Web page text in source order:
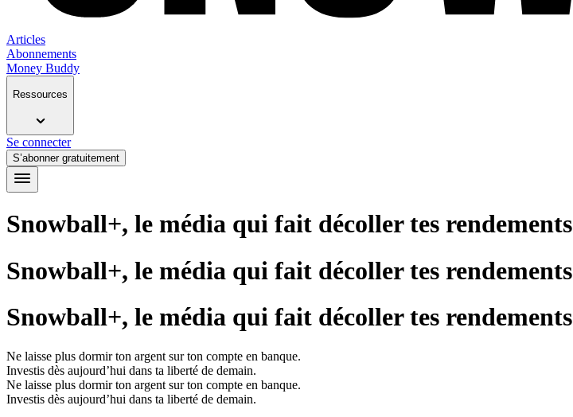
Articles
Abonnements
Money Buddy
Ressources
Se connecter
S’abonner gratuitement
Snowball+, le média qui fait décoller tes rendements
Snowball+, le média qui fait décoller tes rendements
Snowball+, le média qui fait décoller tes rendements
Ne laisse plus dormir ton argent sur ton compte en banque.
Investis dès aujourd’hui dans ta liberté de demain.
Ne laisse plus dormir ton argent sur ton compte en banque.
Investis dès aujourd’hui dans ta liberté de demain.